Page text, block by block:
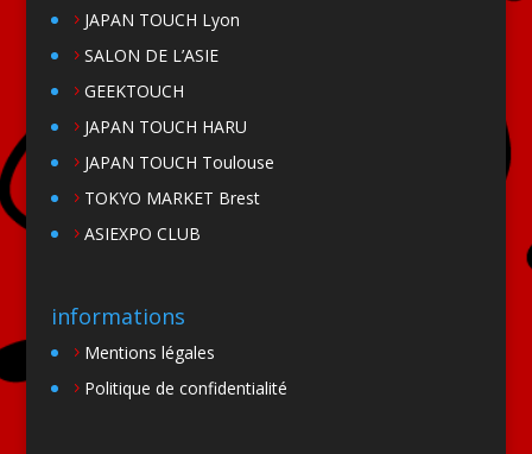
JAPAN TOUCH Lyon
SALON DE L’ASIE
GEEKTOUCH
JAPAN TOUCH HARU
JAPAN TOUCH Toulouse
TOKYO MARKET Brest
ASIEXPO CLUB
informations
Mentions légales
Politique de confidentialité